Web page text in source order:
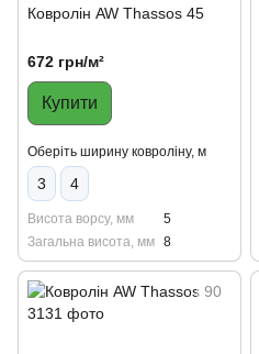
Ковролін AW Thassos 45
672 грн/м²
Купити
Оберіть ширину ковроліну, м
3 4
Висота ворсу, мм
5
Загальна висота, мм 8